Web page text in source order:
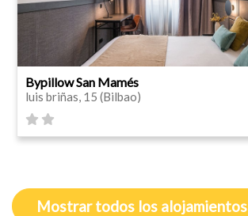
Bypillow San Mamés
luis briñas, 15 (Bilbao)
Mostrar todos los alojamientos